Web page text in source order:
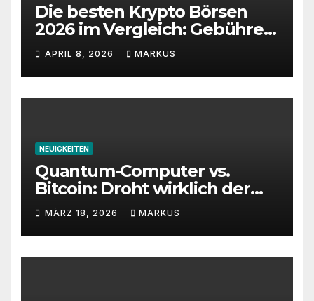
Die besten Krypto Börsen
2026 im Vergleich: Gebühren,
Sicherheit und Features
APRIL 8, 2026 MARKUS
NEUIGKEITEN
Quantum-Computer vs.
Bitcoin: Droht wirklich der
Totalverlust?
MÄRZ 18, 2026 MARKUS